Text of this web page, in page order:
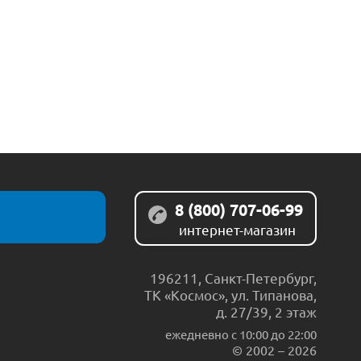
8 (800) 707-06-99
интернет-магазин
196211 Санкт-Петербург,
ТК «Космос», ул. Типанова,
д. 27/39, 2 этаж
ежедневно c 10:00 до 22:00
© 2002 – 2026